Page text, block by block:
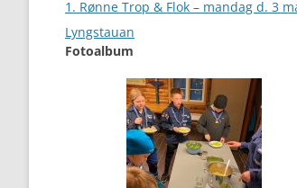
navigation
1. Rønne Trop & Flok – mandag d. 3
Lyngstauan
Fotoalbum